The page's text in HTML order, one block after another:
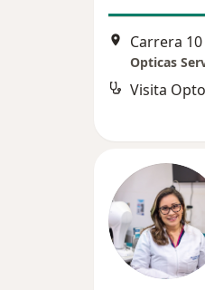
Carrera
Opticas
Visita